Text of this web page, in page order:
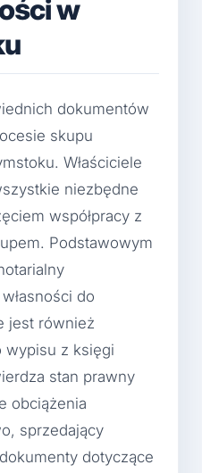
w
dokumentów
skupu
Właściciele
niezbędne
współpracy z
Podstawowym
do
jest również
wypisu z księgi
stan prawny
obciążenia
sprzedający
dotyczące